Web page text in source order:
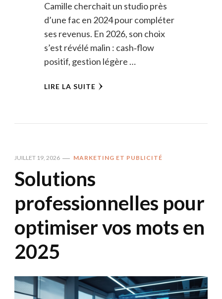
Camille cherchait un studio près
d’une fac en 2024 pour compléter
ses revenus. En 2026, son choix
s’est révélé malin : cash‑flow
positif, gestion légère …
LIRE LA SUITE
JUILLET 19, 2026 MARKETING ET PUBLICITÉ
Solutions
professionnelles pour
optimiser vos mots en
2025